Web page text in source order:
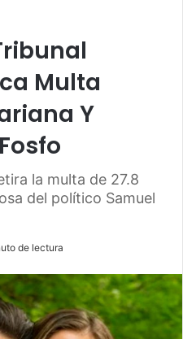
Multa
Y
la multa de 27.8
del político Samuel
de lectura